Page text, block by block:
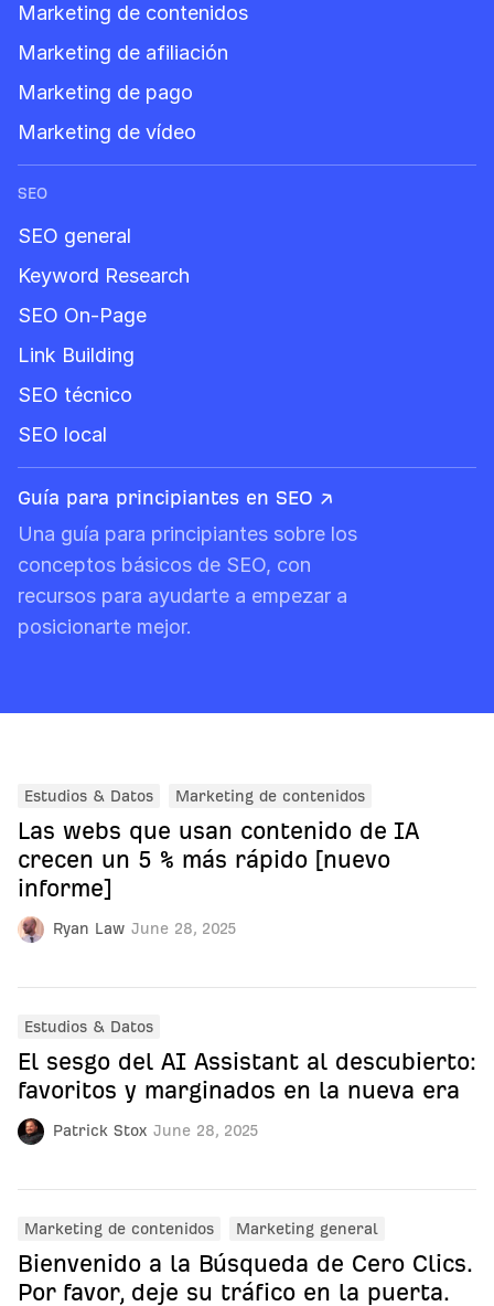
Marketing de contenidos
Marketing de afiliación
Marketing de pago
Marketing de vídeo
SEO
SEO general
Keyword Research
SEO On-Page
Link Building
SEO técnico
SEO local
Guía para principiantes en SEO ↗
Una guía para principiantes sobre los
conceptos básicos de SEO, con
recursos para ayudarte a empezar a
posicionarte mejor.
Ryan Law June 28, 2025
Estudios & Datos Marketing de contenidos
Las webs que usan contenido de IA
crecen un 5 % más rápido [nuevo
informe]
Patrick Stox June 28, 2025
Estudios & Datos
El sesgo del AI Assistant al descubierto:
favoritos y marginados en la nueva era
Marketing de contenidos Marketing general
Bienvenido a la Búsqueda de Cero Clics.
Por favor, deje su tráfico en la puerta.